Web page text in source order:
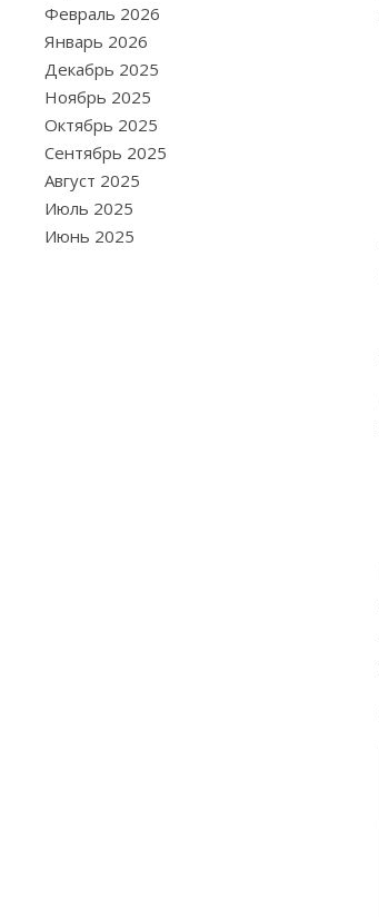
Февраль 2026
Январь 2026
Декабрь 2025
Ноябрь 2025
Октябрь 2025
Сентябрь 2025
Август 2025
Июль 2025
Июнь 2025